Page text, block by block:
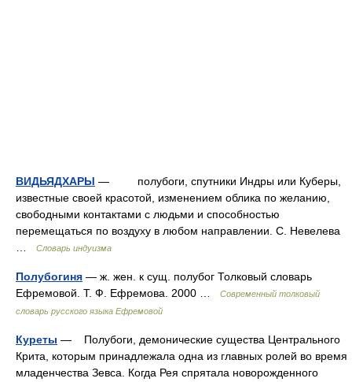
ВИДЬЯДХАРЫ — полубоги, спутники Индры или Куберы,
известные своей красотой, изменением облика по желанию,
свободными контактами с людьми и способностью
перемещаться по воздуху в любом направлении. С. Невелева
Словарь индуизма
Полубогиня — ж. жен. к сущ. полубог Толковый словарь
Ефремовой. Т. Ф. Ефремова. 2000 …
Современный толковый
словарь русского языка Ефремовой
Куреты — Полубоги, демонические существа Центрального
Крита, которым принадлежала одна из главных ролей во время
младенчества Зевса. Когда Рея спрятала новорожденного